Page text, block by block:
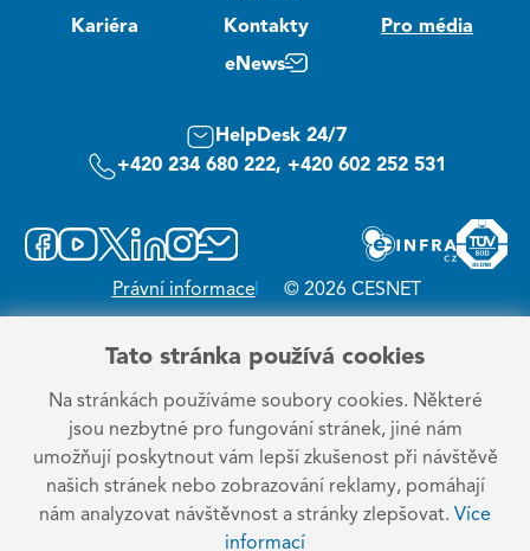
Kariéra Kontakty Pro média
eNews
HelpDesk 24/7
+420 234 680 222, +420 602 252 531
Právní informace © 2026 CESNET
Tato stránka používá cookies
Na stránkách používáme soubory cookies. Některé
jsou nezbytné pro fungování stránek, jiné nám
umožňují poskytnout vám lepší zkušenost při návštěvě
našich stránek nebo zobrazování reklamy, pomáhají
nám analyzovat návštěvnost a stránky zlepšovat. Více
informací